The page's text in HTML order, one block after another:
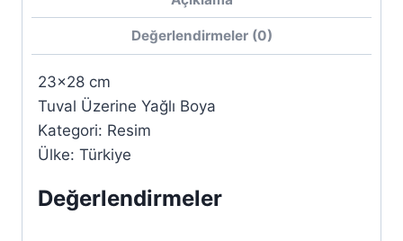
Değerlendirmeler (0)
23×28 cm
Tuval Üzerine Yağlı Boya
Kategori: Resim
Ülke: Türkiye
Değerlendirmeler